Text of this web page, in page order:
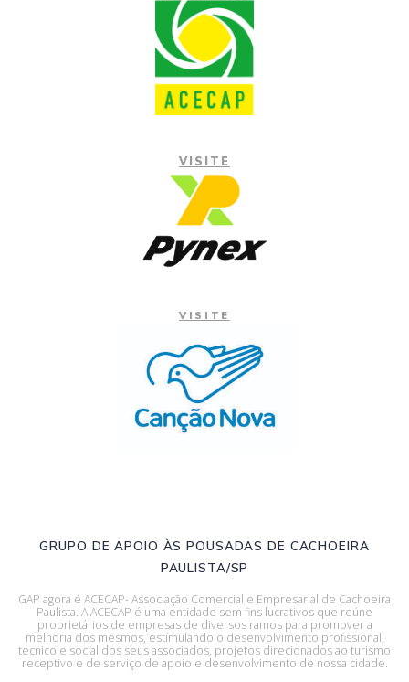
GRUPO DE APOIO ÀS POUSADAS DE CACHOEIRA
PAULISTA/SP
GAP agora é ACECAP- Associação Comercial e Empresarial de Cachoeira
Paulista. A ACECAP é uma entidade sem fins lucrativos que reúne
proprietários de empresas de diversos ramos para promover a
melhoria dos mesmos, estímulando o desenvolvimento profissional,
tecnico e social dos seus associados, projetos direcionados ao turismo
receptivo e de serviço de apoio e desenvolvimento de nossa cidade.
VISITE
VISITE